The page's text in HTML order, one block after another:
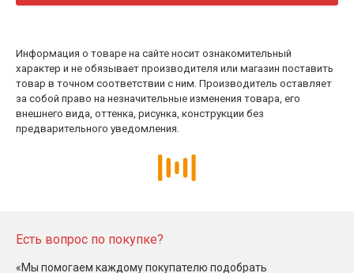
Информация о товаре на сайте носит ознакомительный
характер и не обязывает производителя или магазин поставить
товар в точном соответствии с ним. Производитель оставляет
за собой право на незначительные изменения товара, его
внешнего вида, оттенка, рисунка, конструкции без
предварительного уведомления.
Есть вопрос по покупке?
«Мы помогаем каждому покупателю подобрать